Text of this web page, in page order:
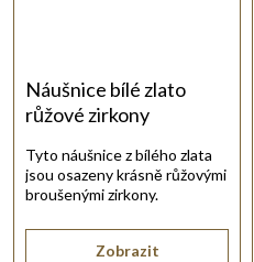
Náušnice bílé zlato
růžové zirkony
Zobrazit
Tyto náušnice z bílého zlata
jsou osazeny krásně růžovými
broušenými zirkony.